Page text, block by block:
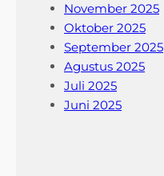
November 2025
Oktober 2025
September 2025
Agustus 2025
Juli 2025
Juni 2025